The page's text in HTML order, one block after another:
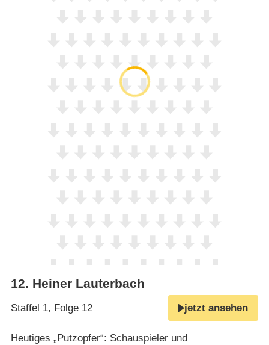
12. Heiner Lauterbach
Staffel 1, Folge 12 jetzt ansehen
Heutiges „Putzopfer“: Schauspieler und